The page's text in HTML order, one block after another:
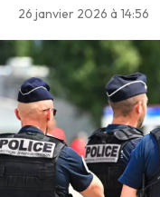
26 janvier 2026 à 14:56